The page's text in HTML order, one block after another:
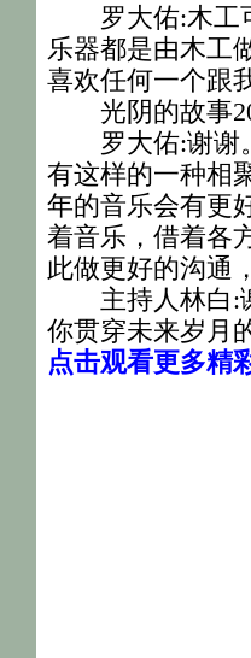
罗大佑:木工可
乐器都是由木工
喜欢任何一个跟
光阴的故事
罗大佑:谢谢。
有这样的一种相
年的音乐会有更
着音乐，借着各
此做更好的沟通
主持人林白:谢
你贯穿未来岁月
点击观看更多精